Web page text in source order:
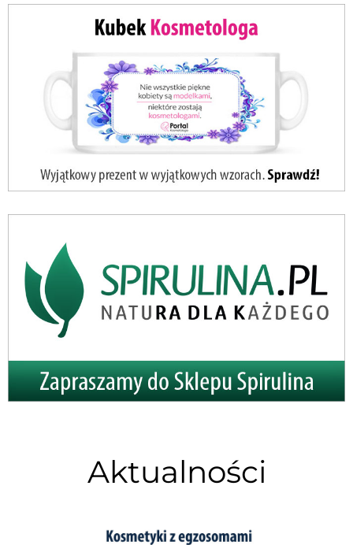
Aktualności